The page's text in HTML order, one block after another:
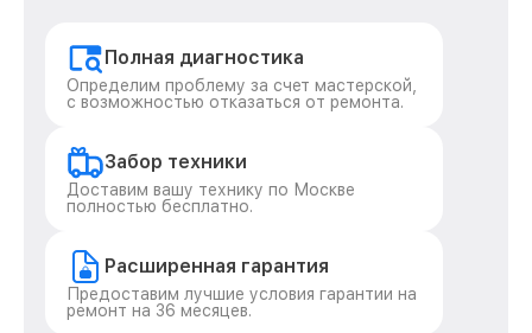
Полная диагностика
Определим проблему за счет мастерской,
с возможностью отказаться от ремонта.
Забор техники
Доставим вашу технику по Москве
полностью бесплатно.
Расширенная гарантия
Предоставим лучшие условия гарантии на
ремонт на 36 месяцев.